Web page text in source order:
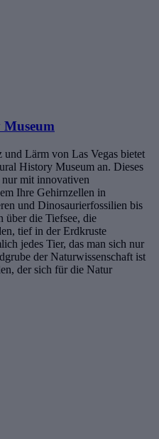
Lärm von Las Vegas bietet
History Museum an. Dieses
mit innovativen
Ihre Gehirnzellen in
und Dinosaurierfossilien bis
über die Tiefsee, die
tief in der Erdkruste
jedes Tier, das man sich nur
der Naturwissenschaft ist
der sich für die Natur